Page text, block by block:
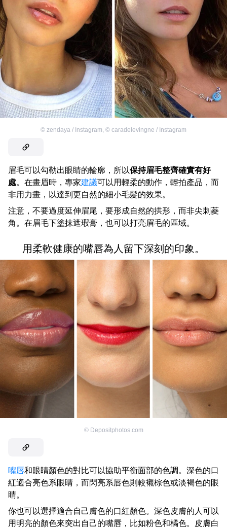
© zendaya / Instagram, © caradelevingne / Instagram
眉毛可以勾勒出眼睛的輪廓，所以保持眉毛整齊確實有好
處。在畫眉時，專家建議可以用輕柔的動作，輕拍產品，而
非用力畫，以達到更自然的細小毛髮的效果。
注意，不要過度延伸眉尾，要形成自然的拱形，而非尖刺菱
角。在眉毛下塗抹遮瑕膏，也可以打亮眉毛的區域。
用柔軟健康的嘴唇為人留下深刻的印象。
© Depositphotos.com
嘴唇和眼睛顏色的對比可以協助平衡面部的色調。深色的口
紅適合亮色系眼睛，而閃亮系唇色則較襯棕色或淡褐色的眼
睛。
你也可以選擇適合自己膚色的口紅顏色。深色皮膚的人可以
用明亮的顏色來突出自己的嘴唇，比如粉色和橘色。皮膚白